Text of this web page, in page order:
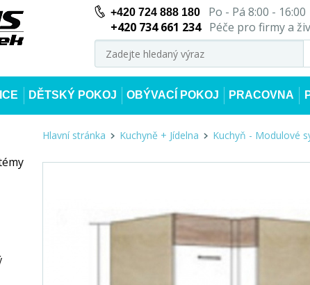
+420 724 888 180Po - Pá 8:00 - 16:00
+420 734 661 234
Péče pro firmy a
DĚTSKÝ POKOJ OBÝVACÍ POKOJ PRACOVNA
Hlavní stránka Kuchyně + Jídelna Kuchyň - Modulové